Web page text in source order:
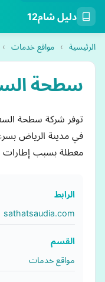
دليل شام12
الرئيسية › مواقع خدمات ›
سطحة
توفر شركة سطحة
في مدينة الرياض
معطلة بسبب إطارات
الرابط
sathatsaudia.com
القسم
مواقع خدمات